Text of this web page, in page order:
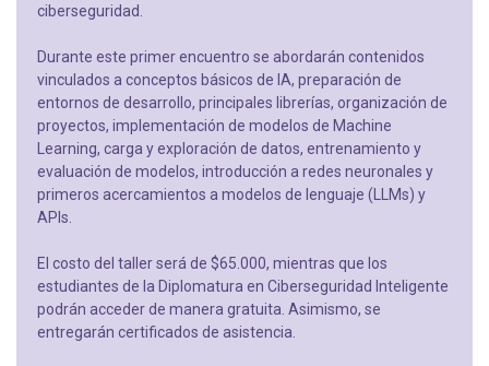
ciberseguridad.
Durante este primer encuentro se abordarán contenidos
vinculados a conceptos básicos de IA, preparación de
entornos de desarrollo, principales librerías, organización de
proyectos, implementación de modelos de Machine
Learning, carga y exploración de datos, entrenamiento y
evaluación de modelos, introducción a redes neuronales y
primeros acercamientos a modelos de lenguaje (LLMs) y
APIs.
El costo del taller será de $65.000, mientras que los
estudiantes de la Diplomatura en Ciberseguridad Inteligente
podrán acceder de manera gratuita. Asimismo, se
entregarán certificados de asistencia.